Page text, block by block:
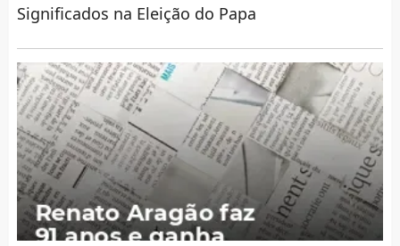
Significados na Eleição do Papa